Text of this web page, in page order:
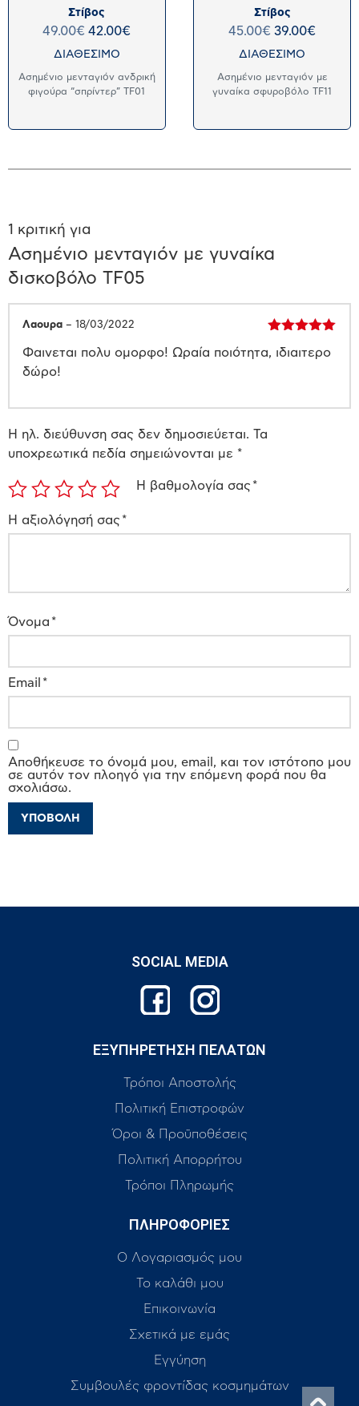
Στίβος
49.00€ 42.00€
ΔΙΑΘΕΣΙΜΟ
Ασημένιο μενταγιόν ανδρική
φιγούρα “σπρίντερ” TF01
Στίβος
45.00€ 39.00€
ΔΙΑΘΕΣΙΜΟ
Ασημένιο μενταγιόν με
γυναίκα σφυροβόλο TF11
1 κριτική για
Ασημένιο μενταγιόν με γυναίκα
δισκοβόλο TF05
με5από 5
Λαουρα – 18/03/2022
Φαινεται πολυ ομορφο! Ωραία ποιότητα, ιδιαιτερο
δώρο!
Η ηλ. διεύθυνση σας δεν δημοσιεύεται. Τα
υποχρεωτικά πεδία σημειώνονται με *
Η βαθμολογία σας *
Η αξιολόγησή σας *
Όνομα *
Email *
Αποθήκευσε το όνομά μου, email, και τον ιστότοπο μου
σε αυτόν τον πλοηγό για την επόμενη φορά που θα
σχολιάσω.
SOCIAL MEDIA
ΕΞΥΠΗΡΕΤΗΣΗ ΠΕΛΑΤΩΝ
Τρόποι Αποστολής
Πολιτική Επιστροφών
Όροι & Προϋποθέσεις
Πολιτική Απορρήτου
Τρόποι Πληρωμής
ΠΛΗΡΟΦΟΡΙΕΣ
Ο Λογαριασμός μου
Το καλάθι μου
Επικοινωνία
Σχετικά με εμάς
Εγγύηση
Συμβουλές φροντίδας κοσμημάτων